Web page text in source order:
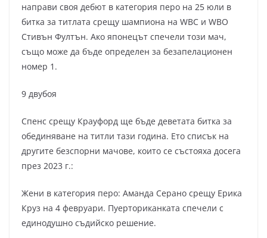
направи своя дебют в категория перо на 25 юли в
битка за титлата срещу шампиона на WBC и WBO
Стивън Фултън. Ако японецът спечели този мач,
също може да бъде определен за безапелационен
номер 1.
9 двубоя
Спенс срещу Крауфорд ще бъде деветата битка за
обединяване на титли тази година. Ето списък на
другите безспорни мачове, които се състояха досега
през 2023 г.:
Жени в категория перо: Аманда Серано срещу Ерика
Круз на 4 февруари. Пуерториканката спечели с
единодушно съдийско решение.